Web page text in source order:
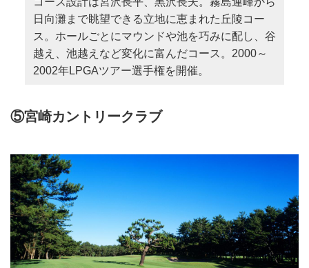
日向灘まで眺望できる立地に恵まれた丘陵コー
ス。ホールごとにマウンドや池を巧みに配し、谷
越え、池越えなど変化に富んだコース。2000～
2002年LPGAツアー選手権を開催。
⑤宮崎カントリークラブ